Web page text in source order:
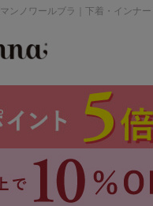
ンノワールブラ｜下着・インナー
～999円
2,000～2,999円